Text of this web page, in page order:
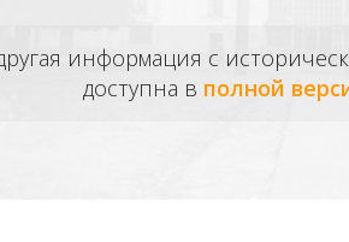
информация с
доступна в полной